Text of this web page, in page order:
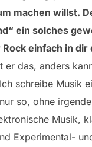
machen willst.
ein solches
einfach in dir
er das, anders
schreibe Musik
so, ohne
Musik,
Experimental-